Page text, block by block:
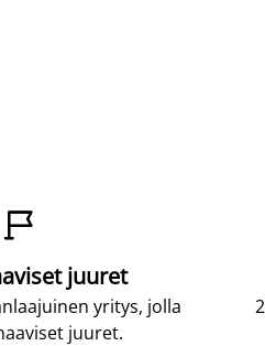

juuret
yritys, jolla
juuret.